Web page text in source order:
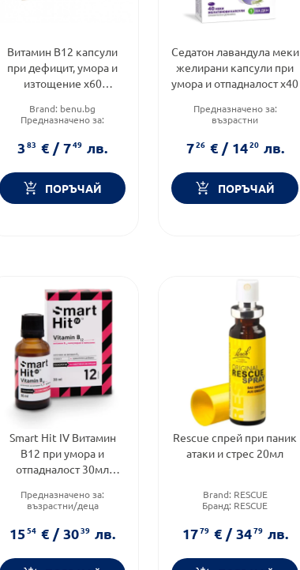
Витамин В12 капсули
при дефицит, умора и
изтощение х60
Brand: benu.bg
Предназначено за:
Приложение:орално
383 € / 749 лв.
ПОРЪЧАЙ
Седатон лавандула меки
желирани капсули при
умора и отпадналост х40
Предназначено за:
възрастни
Форма на продукта:
726 € / 1420 лв.
ПОРЪЧАЙ
Smart Hit IV Витамин
B12 при умора и
отпадналост 30мл
Предназначено за:
възрастни/деца
Форма на продукта:
1554 € / 3039 лв.
Rescue спрей при паник
атаки и стрес 20мл
Brand: RESCUE
Бранд: RESCUE
напрежение
1779 € / 3479 лв.